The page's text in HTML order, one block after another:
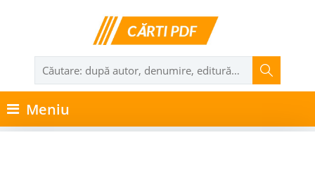
Meniu